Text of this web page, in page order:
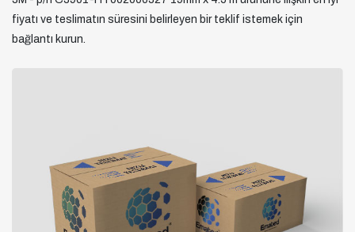
fiyatı ve teslimatın süresini belirleyen bir teklif istemek için
bağlantı kurun.